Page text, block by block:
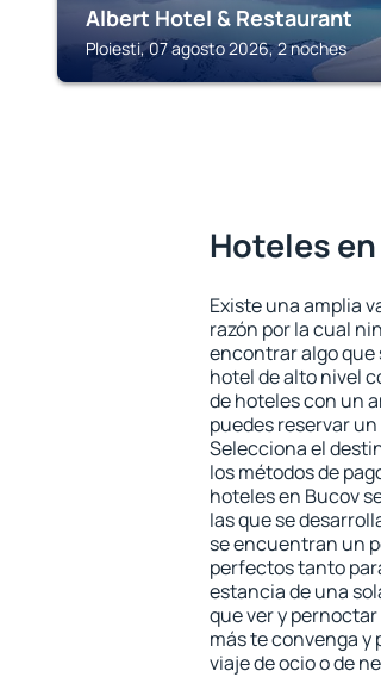
Albert Hotel & Restaurant
Ploiesti, 07 agosto 2026, 2 noches
Hoteles
Existe una amplia
razón por la cual
encontrar algo que
hotel de alto nivel
de hoteles con un
puedes reservar
Selecciona el
los métodos de
hoteles en Bucov
las que se
se encuentran un
perfectos tanto
estancia de una
que ver y
más te convenga y
viaje de ocio o de